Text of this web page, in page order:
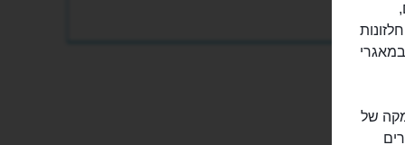
100 מיני דגים. עומקה של
חלונות ענק, בגודל של 50 מטרים